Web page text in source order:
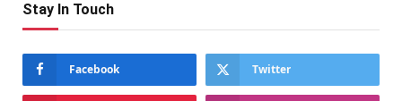
Stay In Touch
Facebook Twitter